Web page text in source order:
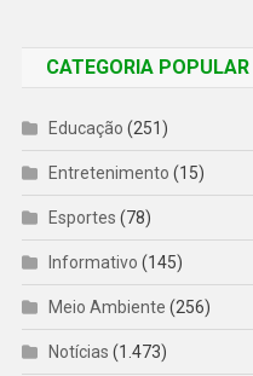
CATEGORIA POPULAR
Educação (251)
Entretenimento (15)
Esportes (78)
Informativo (145)
Meio Ambiente (256)
Notícias (1.473)